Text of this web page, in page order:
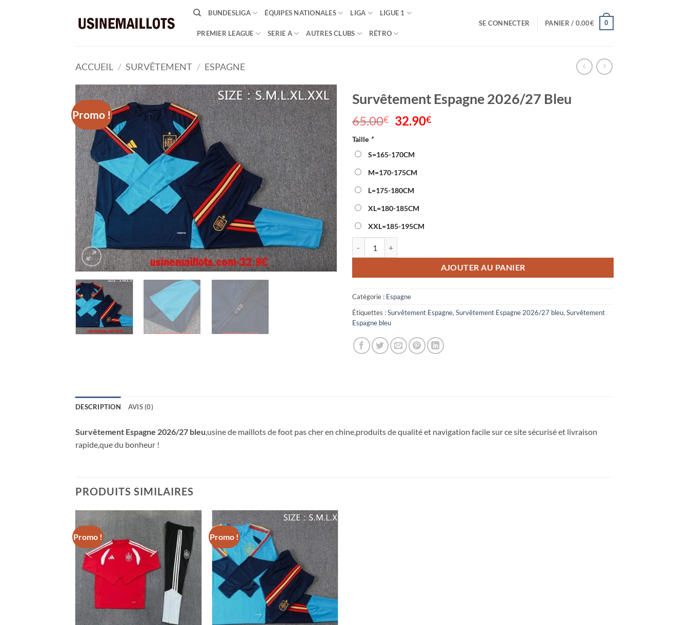
BUNDESLIGA ÉQUIPES NATIONALES LIGA LIGUE 1
PREMIER LEAGUE SERIE A AUTRES CLUBS RÉTRO
SE CONNECTER PANIER / 0.00€ 0
ACCUEIL / SURVÊTEMENT / ESPAGNE
Promo !
Survêtement Espagne 2026/27 Bleu
65.00€ Le
était :
65.00€.
32.90€
Taille *
S=165-170CM
M=170-175CM
L=175-180CM
XL=180-185CM
XXL=185-195CM
AJOUTER AU PANIER
Catégorie : Espagne
Étiquettes :Survêtement Espagne,Survêtement Espagne 2026/27 bleu,Survêtement
Espagne bleu
DESCRIPTION AVIS (0)
Survêtement Espagne 2026/27 bleu,usine de maillots de foot pas cher en chine,produits de qualité et navigation facile sur ce site sécurisé et livraison
rapide,que du bonheur !
PRODUITS SIMILAIRES
Promo ! Promo !